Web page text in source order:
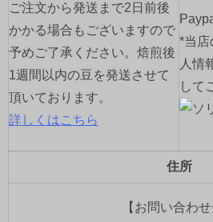
ですっかり忘れてしまっていて
をくれる御常連さんにケーキを
くれたん...続きを読む
おもひで
、 珈琲
ご注文から発送まで2日前後
かかる場合もございますので
予めご了承ください。焙煎後
1週間以内の豆を発送させて
頂いております。
詳しくはこちら
*当店
人情
して
住所
【お問い合わせ